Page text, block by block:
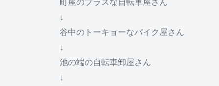
↓
谷中のトーキョーなバイク屋さん
↓
池の端の自転車卸屋さん
↓